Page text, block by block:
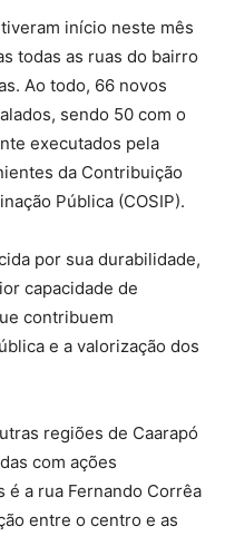
início neste mês
todas as ruas do bairro
Ao todo, 66 novos
sendo 50 com o
executados pela
da Contribuição
Pública (COSIP).
por sua durabilidade,
capacidade de
contribuem
e a valorização dos
regiões de Caarapó
com ações
é a rua Fernando Corrêa
entre o centro e as